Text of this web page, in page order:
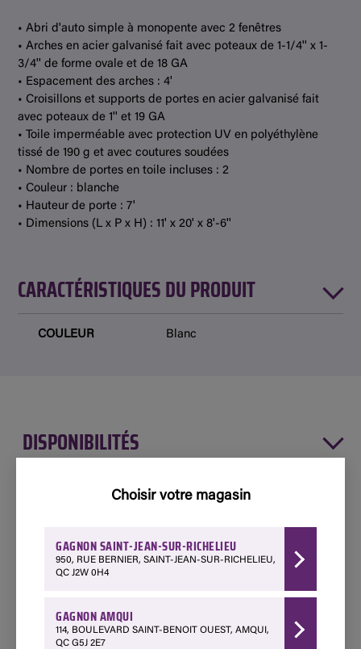
Choisir votre magasin
GAGNON SAINT-JEAN-SUR-RICHELIEU
950, RUE BERNIER, SAINT-JEAN-SUR-RICHELIEU,
QC J2W 0H4
GAGNON AMQUI
114, BOULEVARD SAINT-BENOIT OUEST, AMQUI,
QC G5J 2E7
• Abri d'auto simple à monopente avec 2 fenêtres
• Arches en acier galvanisé fait avec poteaux de 1-1/4'' x 1-
3/4'' de forme ovale et de 18 GA
• Espacement des arches : 4'
• Croisillons et supports de portes en acier galvanisé fait
avec poteaux de 1'' et 19 GA
• Toile imperméable avec protection UV en polyéthylène
tissé de 190 g et avec coutures soudées
• Nombre de portes en toile incluses : 2
• Couleur : blanche
• Hauteur de porte : 7'
• Dimensions (L x P x H) : 11' x 20' x 8'-6''
CARACTÉRISTIQUES DU PRODUIT
COULEUR Blanc
DISPONIBILITÉS
Appelez votre succursale Gagnon pour vérifier la
Amqui - 114 Boulevard Saint-Benoit Ouest
418 629-3267